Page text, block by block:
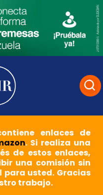
enlaces de
. Si realiza una
de estos enlaces,
una comisión sin
para usted. Gracias
trabajo.